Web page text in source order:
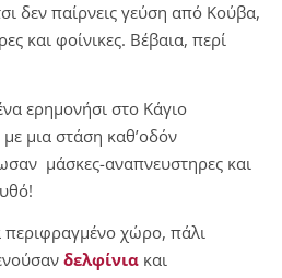
δεν παίρνεις γεύση από Κούβα,
και φοίνικες. Βέβαια, περί
ερημονήσι στο Κάγιο
μια στάση καθ’οδόν
μάσκες-αναπνευστηρες και
περιφραγμένο χώρο, πάλι
δελφίνια και